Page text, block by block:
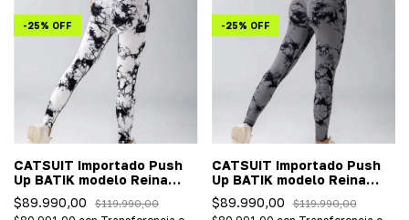
-25% OFF
CATSUIT Importado Push
Up BATIK modelo Reina
Blanco
$89.990,00 $119.990,00
-25% OFF
CATSUIT Importado Push
Up BATIK modelo Reina
Gris
$89.990,00 $119.990,00